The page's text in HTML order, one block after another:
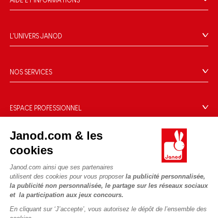
Janod.com & les
cookies
Janod.com ainsi que ses partenaires
utilisent des cookies pour vous proposer la publicité personnalisée,
la publicité non personnalisée, le partage sur les réseaux sociaux
et la participation aux jeux concours.
En cliquant sur ‘J’accepte’, vous autorisez le dépôt de l’ensemble des
FAQ
Contact
Rappel Produits
Données personnelles
Gestion des cookies
Conditions du #YesJanod
L'UNIVERS JANOD
Le design
Blog Conseils d'Experts
Le FSC®, c'est quoi ?
Sélection de jouets par âge
Fiche environnementale
NOS SERVICES
Paiement
Livraison
Règles du jeu & notices
Nos guides d'achat
ESPACE PROFESSIONNEL
Espace recrutement
NOUS SUIVRE